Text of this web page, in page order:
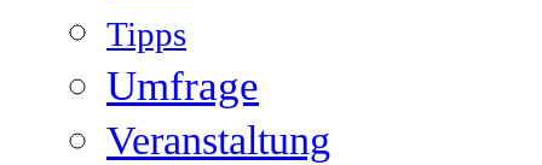
Tipps
Umfrage
Veranstaltung